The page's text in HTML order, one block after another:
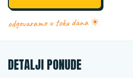
odgovaramo u toku dana ☀
DETALJI PONUDE